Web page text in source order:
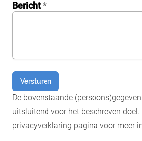
Bericht*
Versturen
De bovenstaande
uitsluitend voor het beschreven doel.
privacyverklaring pagina voor meer